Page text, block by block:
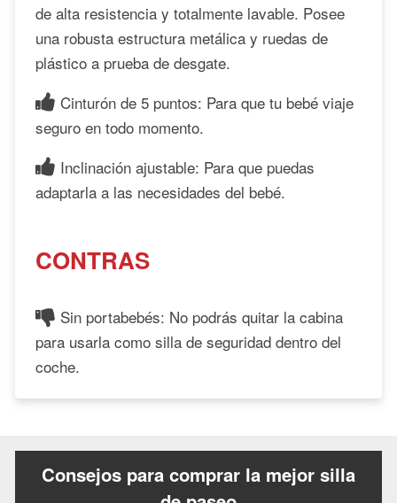
de alta resistencia y totalmente lavable. Posee
una robusta estructura metálica y ruedas de
plástico a prueba de desgate.
Cinturón de 5 puntos: Para que tu bebé viaje
seguro en todo momento.
Inclinación ajustable: Para que puedas
adaptarla a las necesidades del bebé.
CONTRAS
Sin portabebés: No podrás quitar la cabina
para usarla como silla de seguridad dentro del
coche.
Consejos para comprar la mejor silla